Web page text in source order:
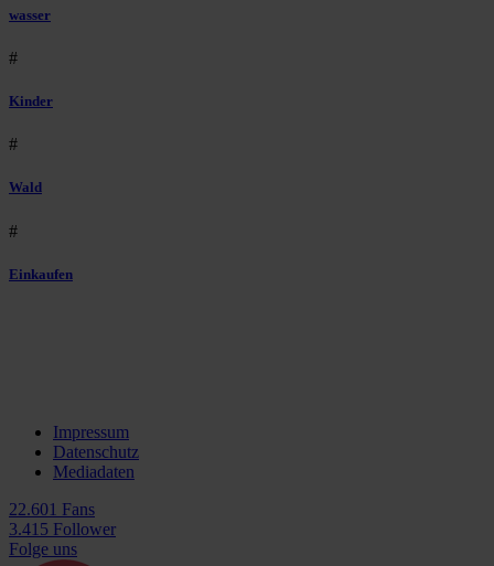
wasser
#
Kinder
#
Wald
#
Einkaufen
Impressum
Datenschutz
Mediadaten
22.601 Fans
3.415 Follower
Folge uns